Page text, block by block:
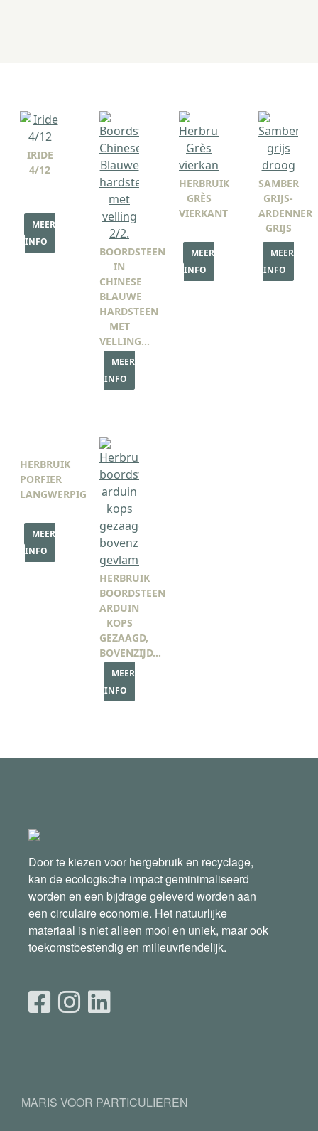
IRIDE
4/12
MEER
INFO
BOORDSTEEN
IN
CHINESE
BLAUWE
HARDSTEEN
MET
VELLING…
MEER
INFO
HERBRUIK
GRÈS
VIERKANT
MEER
INFO
SAMBER
GRIJS-
ARDENNER
GRIJS
MEER
INFO
HERBRUIK
PORFIER
LANGWERPIG
MEER
INFO
HERBRUIK
BOORDSTEEN
ARDUIN
KOPS
GEZAAGD,
BOVENZIJD…
MEER
INFO
Door te kiezen voor hergebruik en recyclage,
kan de ecologische impact geminimaliseerd
worden en een bijdrage geleverd worden aan
een circulaire economie. Het natuurlijke
materiaal is niet alleen mooi en uniek, maar ook
toekomstbestendig en milieuvriendelijk.
MARIS VOOR PARTICULIEREN